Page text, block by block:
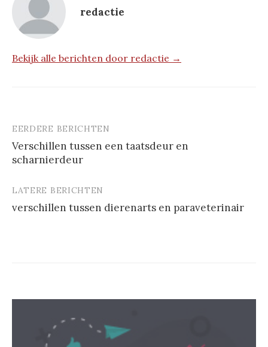
redactie
Bekijk alle berichten door redactie →
Berichtnavigatie
EERDERE BERICHTEN
Verschillen tussen een taatsdeur en
scharnierdeur
LATERE BERICHTEN
verschillen tussen dierenarts en paraveterinair